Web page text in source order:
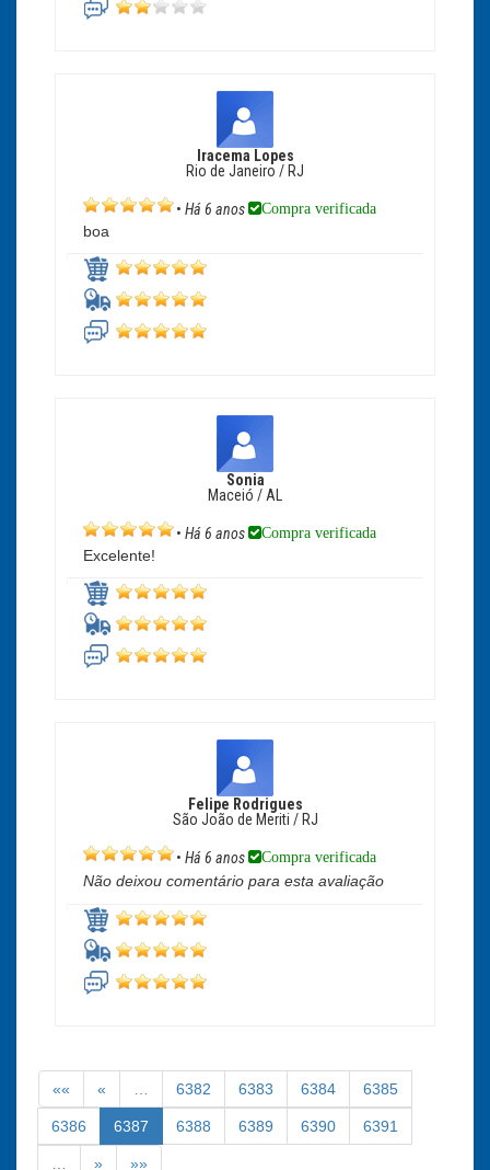
Iracema Lopes
Rio de Janeiro / RJ
• Há 6 anos Compra verificada
boa
Sonia
Maceió / AL
• Há 6 anos Compra verificada
Excelente!
Felipe Rodrigues
São João de Meriti / RJ
• Há 6 anos Compra verificada
Não deixou comentário para esta avaliação
«« « 6382 6383 6384 6385
6386 6387 6388 6389 6390 6391
» »»